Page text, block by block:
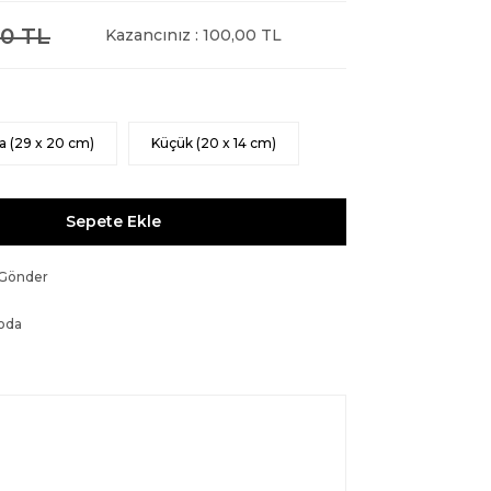
TL Kazancınız : 100,00 TL
(29 x 20 cm) Küçük (20 x 14 cm)
Sepete Ekle